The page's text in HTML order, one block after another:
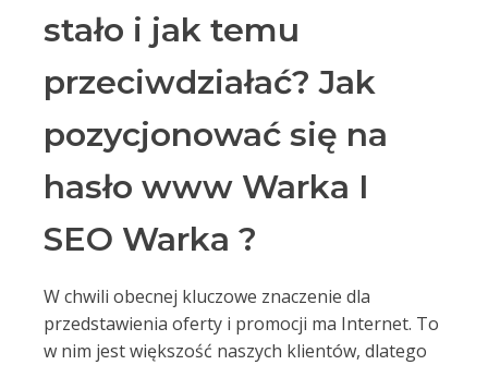
stało i jak temu
przeciwdziałać? Jak
pozycjonować się na
hasło www Warka I
SEO Warka ?
W chwili obecnej kluczowe znaczenie dla
przedstawienia oferty i promocji ma Internet. To
w nim jest większość naszych klientów, dlatego